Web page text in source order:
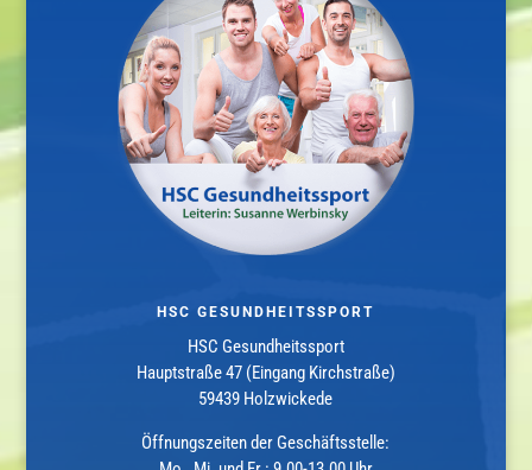
HSC GESUNDHEITSSPORT
HSC Gesundheitssport
Hauptstraße 47 (Eingang Kirchstraße)
59439 Holzwickede
Öffnungszeiten der Geschäftsstelle: